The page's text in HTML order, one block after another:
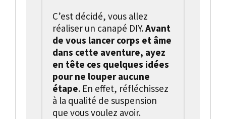
C’est décidé, vous allez
réaliser un canapé DIY.Avant
de vous lancer corps et âme
dans cette aventure, ayez
en tête ces quelques idées
pour ne louper aucune
étape. En effet, réfléchissez
à la qualité de suspension
que vous voulez avoir.